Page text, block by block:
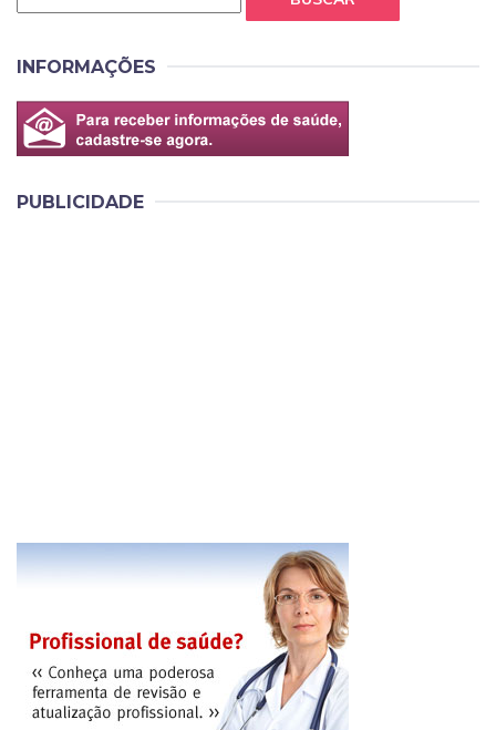
INFORMAÇÕES
PUBLICIDADE